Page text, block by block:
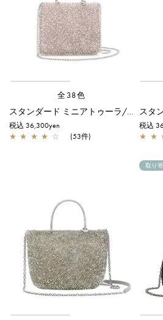
全38色
スタンダード ミニアトゥーラ/パウダリーピンクシルバー
税込 36,300yen
★ ★ ★ ★ ☆ (53件)
税込
★ ★
取り